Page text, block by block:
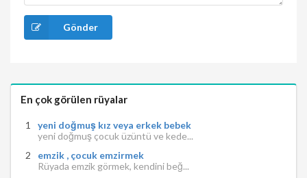
Gönder
En çok görülen rüyalar
yeni doğmuş kız veya erkek bebek
yeni doğmuş çocuk üzüntü ve kede...
emzik , çocuk emzirmek
Rüyada emzik görmek, kendini beğ...